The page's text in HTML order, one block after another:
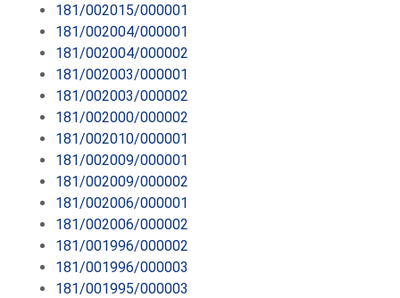
181/002015/000001
181/002004/000001
181/002004/000002
181/002003/000001
181/002003/000002
181/002000/000002
181/002010/000001
181/002009/000001
181/002009/000002
181/002006/000001
181/002006/000002
181/001996/000002
181/001996/000003
181/001995/000003